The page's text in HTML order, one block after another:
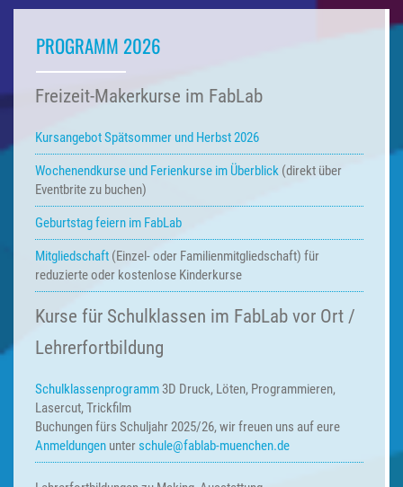
PROGRAMM 2026
Freizeit-Makerkurse im FabLab
Kursangebot Spätsommer und Herbst 2026
Wochenendkurse und Ferienkurse im Überblick (direkt über
Eventbrite zu buchen)
Geburtstag feiern im FabLab
Mitgliedschaft (Einzel- oder Familienmitgliedschaft) für
reduzierte oder kostenlose Kinderkurse
Kurse für Schulklassen im FabLab vor Ort /
Lehrerfortbildung
Schulklassenprogramm3D Druck, Löten, Programmieren,
Lasercut, Trickfilm
Buchungen fürs Schuljahr 2025/26, wir freuen uns auf eure
Anmeldungen unter schule@fablab-muenchen.de